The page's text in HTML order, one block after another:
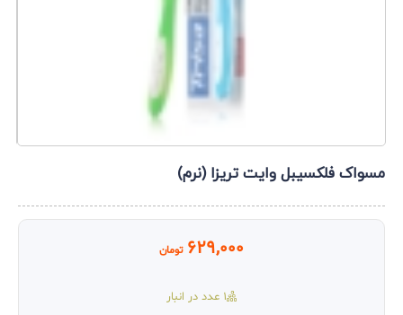
مسواک فلکسیبل وایت تریزا (نرم)
629,000 تومان
1 عدد در انبار